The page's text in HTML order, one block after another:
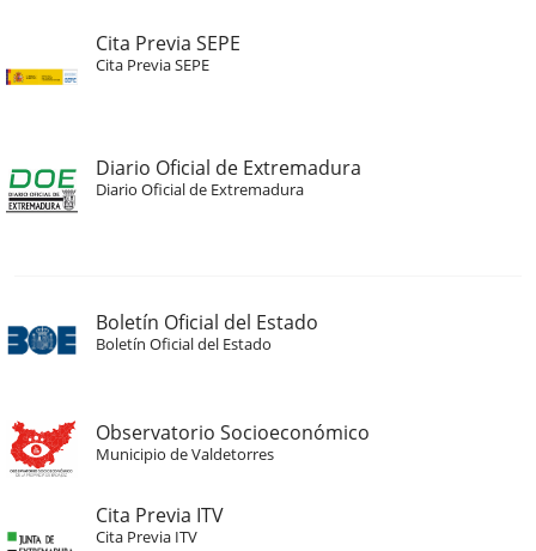
Cita Previa SEPE
Cita Previa SEPE
Diario Oficial de Extremadura
Diario Oficial de Extremadura
Boletín Oficial del Estado
Boletín Oficial del Estado
Observatorio Socioeconómico
Municipio de Valdetorres
Cita Previa ITV
Cita Previa ITV